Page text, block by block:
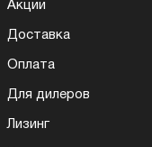
Акции
Доставка
Оплата
Для дилеров
Лизинг